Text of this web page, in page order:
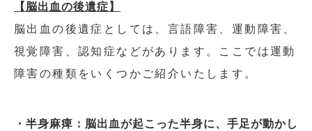
【脳出血の後遺症】
脳出血の後遺症としては、言語障害、運動障害、
視覚障害、認知症などがあります。ここでは運動
障害の種類をいくつかご紹介いたします。
・半身麻痺：脳出血が起こった半身に、手足が動かし